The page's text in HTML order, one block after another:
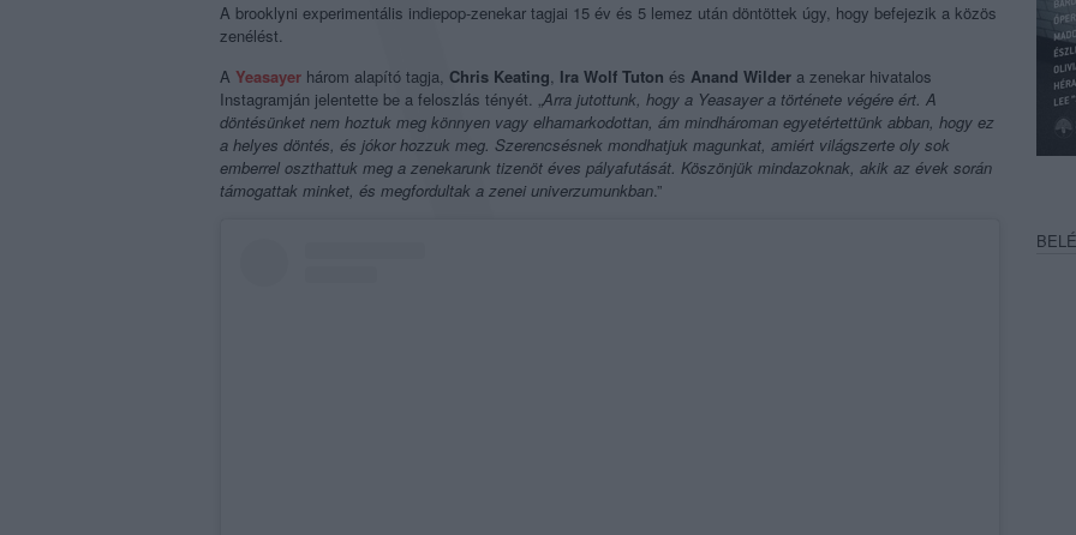
A brooklyni experimentális indiepop-zenekar tagjai 15 év és 5 lemez után döntöttek úgy, hogy befejezik a közös
zenélést.
A Yeasayer három alapító tagja, Chris Keating, Ira Wolf Tuton és Anand Wilder a zenekar hivatalos
Instagramján jelentette be a feloszlás tényét. „Arra jutottunk, hogy a Yeasayer a története végére ért. A
döntésünket nem hoztuk meg könnyen vagy elhamarkodottan, ám mindhároman egyetértettünk abban, hogy ez
a helyes döntés, és jókor hozzuk meg. Szerencsésnek mondhatjuk magunkat, amiért világszerte oly sok
emberrel oszthattuk meg a zenekarunk tizenöt éves pályafutását. Köszönjük mindazoknak, akik az évek során
támogattak minket, és megfordultak a zenei univerzumunkban.”